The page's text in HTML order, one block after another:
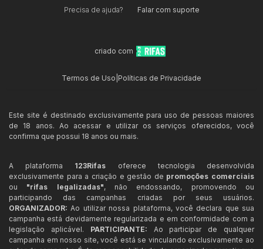
Precisa de ajuda? Falar com suporte
criado com
Termos de Uso Políticas de Privacidade
Este site é destinado exclusivamente para uso de pessoas maiores
de 18 anos. Ao acessar e utilizar os serviços oferecidos, você
confirma que possui 18 anos ou mais.
A plataforma 123Rifas oferece tecnologia desenvolvida
exclusivamente para a criação e gestão de promoções comerciais
ou "rifas legalizadas", não endossando, promovendo ou
participando das campanhas criadas por seus usuários.
ORGANIZADOR: Ao utilizar nossa plataforma, você declara que sua
campanha está devidamente regularizada e em conformidade com a
legislação aplicável. PARTICIPANTE: Ao participar de qualquer
campanha em nosso site, você está se vinculando exclusivamente ao